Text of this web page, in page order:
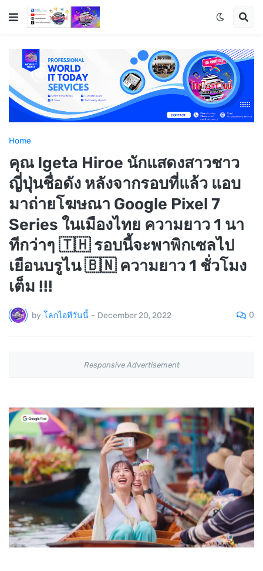
Home
คุณ Igeta Hiroe นักแสดงสาวชาว
ญี่ปุ่นชื่อดัง หลังจากรอบที่แล้ว แอบ
มาถ่ายโฆษณา Google Pixel 7
Series ในเมืองไทย ความยาว 1 นา
ทีกว่าๆ 🇹🇭 รอบนี้จะพาพิกเซลไป
เยือนบรูไน 🇧🇳 ความยาว 1 ชั่วโมง
เต็ม !!!
by โลกไอทีวันนี้ - December 20, 2022 0
Responsive Advertisement